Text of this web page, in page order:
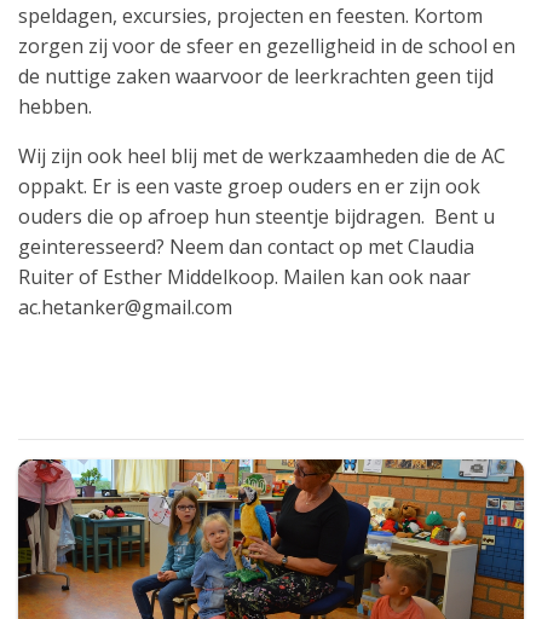
speldagen, excursies, projecten en feesten. Kortom
zorgen zij voor de sfeer en gezelligheid in de school en
de nuttige zaken waarvoor de leerkrachten geen tijd
hebben.
Wij zijn ook heel blij met de werkzaamheden die de AC
oppakt. Er is een vaste groep ouders en er zijn ook
ouders die op afroep hun steentje bijdragen. Bent u
geinteresseerd? Neem dan contact op met Claudia
Ruiter of Esther Middelkoop. Mailen kan ook naar
ac.hetanker@gmail.com